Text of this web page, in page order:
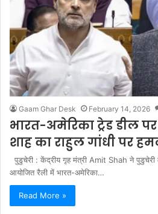
Gaam Ghar Desk February 14, 2026
भारत-अमेरिका ट्रेड डील
शाह का राहुल गांधी पर
पुडुचेरी : केंद्रीय गृह मंत्री Amit Shah ने
आयोजित रैली में भारत-अमेरिका…
Read More »